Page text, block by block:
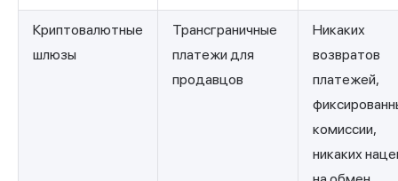
Криптовалютные
шлюзы
Трансграничные
платежи для
продавцов
Никаких
возвратов
платежей,
комиссии,
никаких